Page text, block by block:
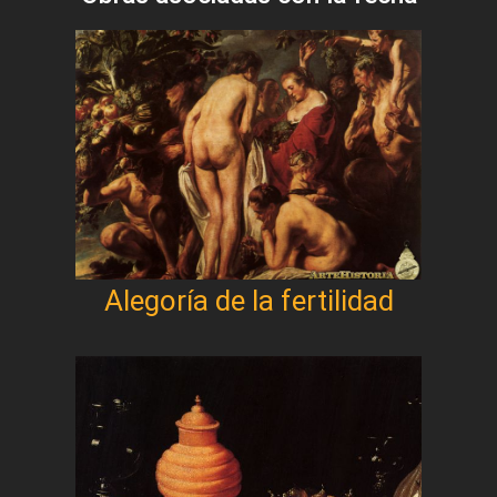
Alegoría de la fertilidad